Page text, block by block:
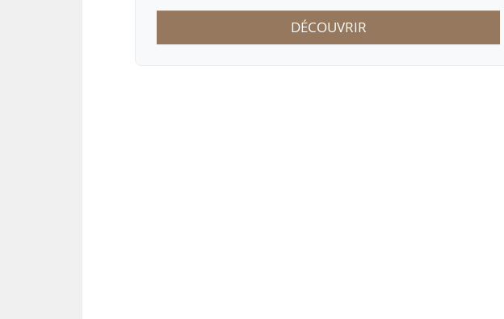
DÉCOUVRIR